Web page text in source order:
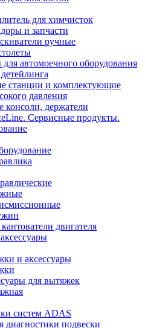
для химчисток
и запчасти
ручные
автомоечного оборудования
станции и комплектующие
давления
консоли, держатели
Сервисные продукты.
двигателя
и аксессуары
для вытяжек
систем ADAS
диагностики подвески